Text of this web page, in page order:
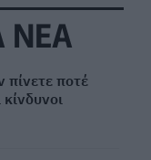
ΝΕΑ
πίνετε ποτέ